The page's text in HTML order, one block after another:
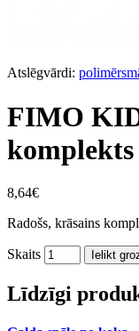
Atslēgvārdi:
FIMO
8,64€
Radošs, krāsains
Skaits Ielikt
Līdzīgi